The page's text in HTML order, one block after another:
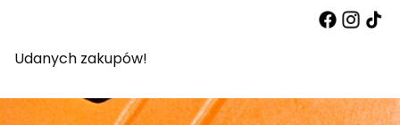
Udanych zakupów!